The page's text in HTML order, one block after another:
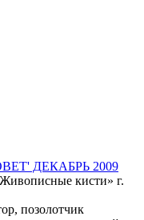
ДЕКАБРЬ 2009
кисти» г.
позолотчик